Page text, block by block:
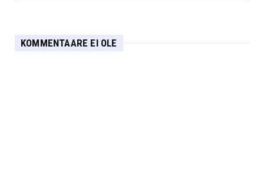
KOMMENTAARE EI OLE